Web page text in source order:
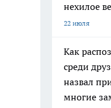
нехилое
22 июля
Как
среди
назвал
многие